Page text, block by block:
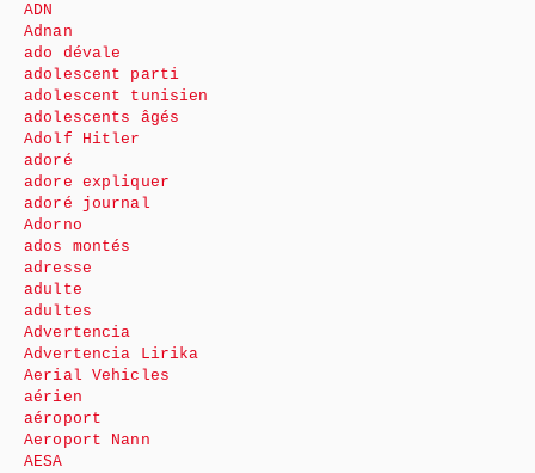
ADN
Adnan
ado dévale
adolescent parti
adolescent tunisien
adolescents âgés
Adolf Hitler
adoré
adore expliquer
adoré journal
Adorno
ados montés
adresse
adulte
adultes
Advertencia
Advertencia Lirika
Aerial Vehicles
aérien
aéroport
Aeroport Nann
AESA